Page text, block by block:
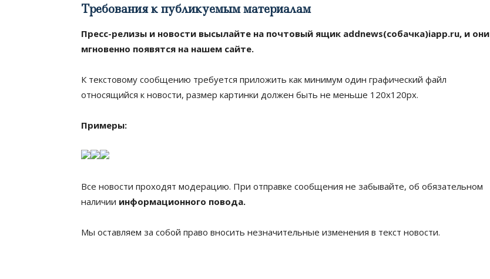
Требования к публикуемым материалам
Пресс-релизы и новости высылайте на почтовый ящик addnews(собачка)iapp.ru, и они
мгновенно появятся на нашем сайте.
К текстовому сообщению требуется приложить как минимум один графический файл
относящийся к новости, размер картинки должен быть не меньше 120х120px.
Примеры:
Все новости проходят модерацию. При отправке сообщения не забывайте, об обязательном
наличии информационного повода.
Мы оставляем за собой право вносить незначительные изменения в текст новости.